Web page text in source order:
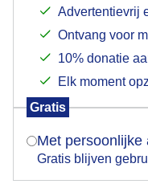
Advertentievrij
Ontvang voor
10% donatie
Elk moment
Gratis
Met persoonlijke
Gratis blijven
Populaire
Lente
Indien je hier nog
verschijnt er zo
Is